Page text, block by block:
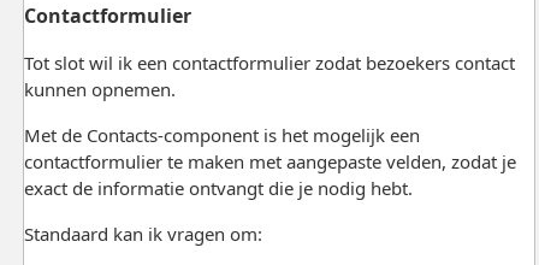
Contactformulier
Tot slot wil ik een contactformulier zodat bezoekers contact
kunnen opnemen.
Met de Contacts-component is het mogelijk een
contactformulier te maken met aangepaste velden, zodat je
exact de informatie ontvangt die je nodig hebt.
Standaard kan ik vragen om: